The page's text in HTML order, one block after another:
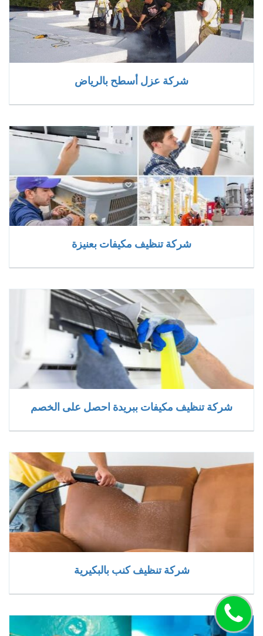
شركة عزل أسطح بالرياض
شركة تنظيف مكيفات بعنيزة
شركة تنظيف مكيفات ببريدة احصل على الخصم
شركة تنظيف كنب بالبكيرية
اتصل